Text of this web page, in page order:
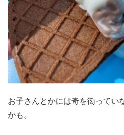
お子さんとかには奇を衒ってい
かも。